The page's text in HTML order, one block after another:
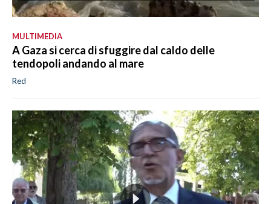
MULTIMEDIA
A Gaza si cerca di sfuggire dal caldo delle
tendopoli andando al mare
Red